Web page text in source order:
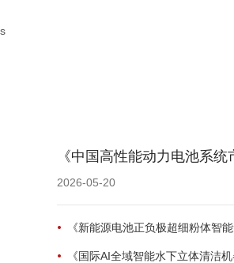
s
《中国高性能动力电池系
2026-05-20